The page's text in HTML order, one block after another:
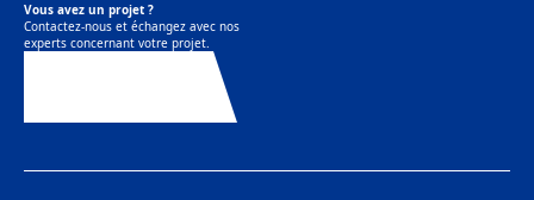
Vous avez un projet ?
Contactez-nous et échangez avec nos
experts concernant votre projet.